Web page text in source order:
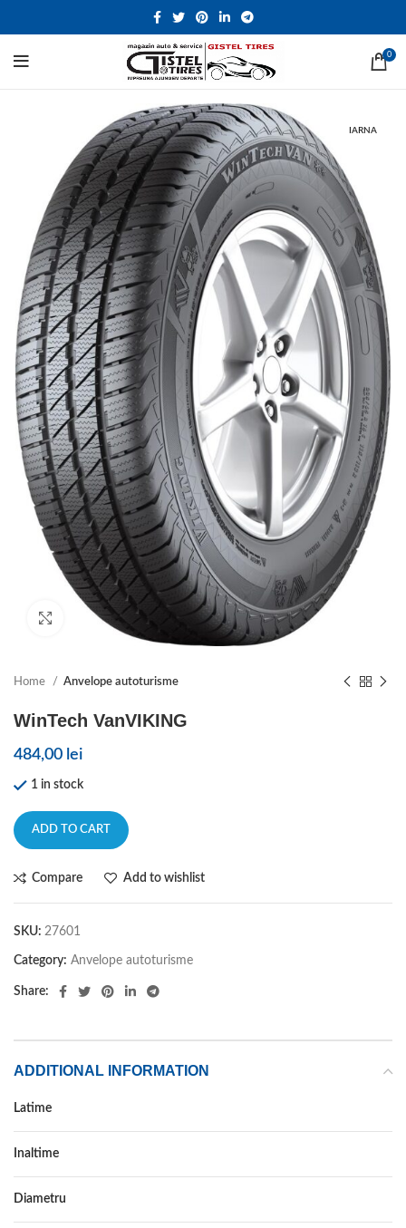
0
IARNA
Click to enlarge
Home Anvelope autoturisme
WinTech VanVIKING
484,00 lei
1 in stock
ADD TO CART
Compare Add to wishlist
SKU: 27601
Category: Anvelope autoturisme
Share:
ADDITIONAL INFORMATION
Latime
Inaltime
Diametru